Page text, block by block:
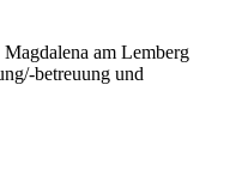
am Lemberg
betreuung und